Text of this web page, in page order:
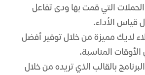
التي قمت بها ودى تفاعل
قياس الأداء.
لديك مميزة من خلال توفير أفضل
الأوقات المناسبة.
بالقالب الذي تريده من خلال